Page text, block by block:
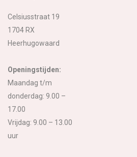
Celsiusstraat 19
1704 RX
Heerhugowaard
Openingstijden:
Maandag t/m
donderdag: 9.00 –
17.00
Vrijdag: 9.00 – 13.00
uur